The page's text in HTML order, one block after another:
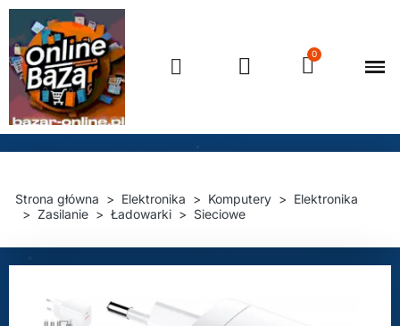
Strona główna Elektronika Komputery
Elektronika
Zasilanie
Ładowarki Sieciowe